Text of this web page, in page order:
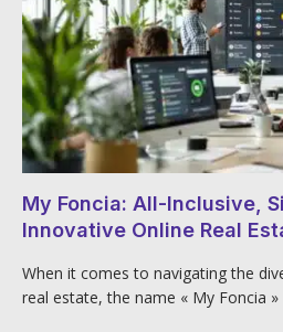
My Foncia: All-Inclusive,
Innovative Online Real
When it comes to navigating the
real estate, the name « My Foncia